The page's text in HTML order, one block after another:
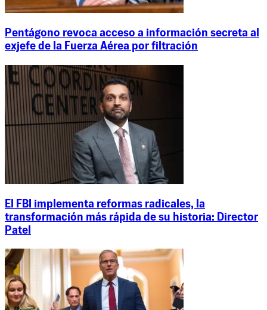
Pentágono revoca acceso a información secreta al
exjefe de la Fuerza Aérea por filtración
El FBI implementa reformas radicales, la
transformación más rápida de su historia: Director
Patel